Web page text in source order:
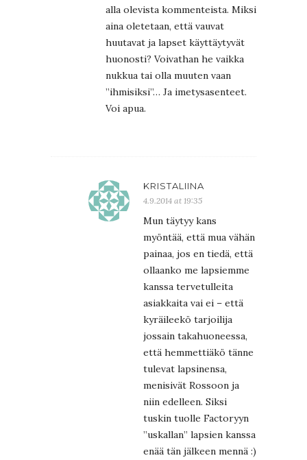
alla olevista kommenteista. Miksi
aina oletetaan, että vauvat
huutavat ja lapset käyttäytyvät
huonosti? Voivathan he vaikka
nukkua tai olla muuten vaan
”ihmisiksi”… Ja imetysasenteet.
Voi apua.
KRISTALIINA
4.9.2014 at 19:35
Mun täytyy kans
myöntää, että mua vähän
painaa, jos en tiedä, että
ollaanko me lapsiemme
kanssa tervetulleita
asiakkaita vai ei – että
kyräileekö tarjoilija
jossain takahuoneessa,
että hemmettiäkö tänne
tulevat lapsinensa,
menisivät Rossoon ja
niin edelleen. Siksi
tuskin tuolle Factoryyn
”uskallan” lapsien kanssa
enää tän jälkeen mennä :)